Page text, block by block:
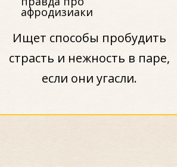
Ищет способы пробудить
страсть и нежность в паре,
если они угасли.